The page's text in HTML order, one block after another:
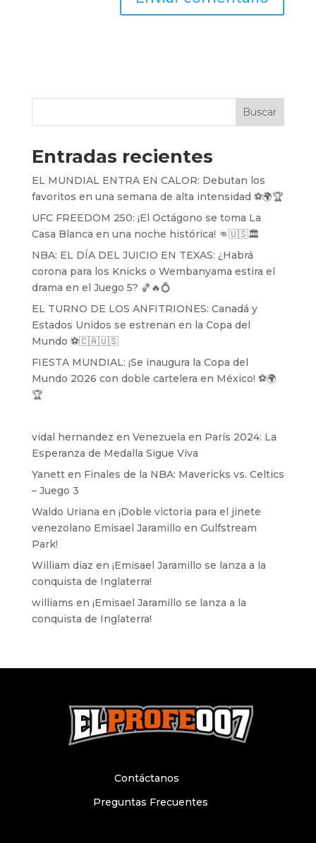
Buscar
Entradas recientes
EL MUNDIAL ENTRA EN CALOR: Debutan los
favoritos en una semana de alta intensidad ⚽️🌍🏆
UFC FREEDOM 250: ¡El Octágono se toma La
Casa Blanca en una noche histórica! 👊🇺🇸🏛️
NBA: EL DÍA DEL JUICIO EN TEXAS: ¿Habrá
corona para los Knicks o Wembanyama estira el
drama en el Juego 5? 🏀🔥💍
EL TURNO DE LOS ANFITRIONES: Canadá y
Estados Unidos se estrenan en la Copa del
Mundo ⚽️🇨🇦🇺🇸
FIESTA MUNDIAL: ¡Se inaugura la Copa del
Mundo 2026 con doble cartelera en México! ⚽️🌍
🏆
vidal hernandez en Venezuela en París 2024: La
Esperanza de Medalla Sigue Viva
Yanetten Finales de la NBA: Mavericks vs. Celtics
– Juego 3
Waldo Uriana en ¡Doble victoria para el jinete
venezolano Emisael Jaramillo en Gulfstream
Park!
William diaz en ¡Emisael Jaramillo se lanza a la
conquista de Inglaterra!
williams en ¡Emisael Jaramillo se lanza a la
conquista de Inglaterra!
Preguntas Frecuentes
Contáctanos